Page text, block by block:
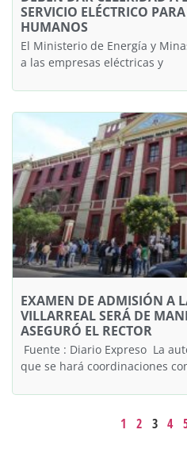
SERVICIO ELÉCTRICO
HUMANOS
El Ministerio de Energía y
a las empresas eléctricas y
EXAMEN DE ADMISIÓN A
VILLARREAL SERÁ DE
ASEGURÓ EL RECTOR
Fuente : Diario Expreso La
que se hará coordinaciones
1 2 3 4